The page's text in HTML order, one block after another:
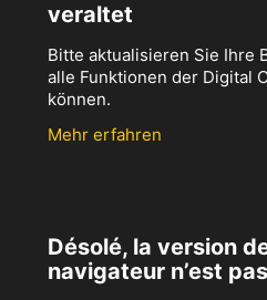
veraltet
Bitte aktualisieren Sie Ihre
alle Funktionen der Digital
können.
Mehr erfahren
Désolé, la version
navigateur n’est